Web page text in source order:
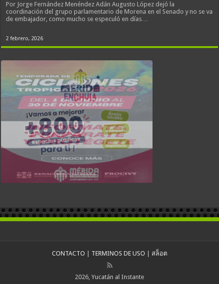
Por Jorge Fernández Menéndez Adán Augusto López dejó la
coordinación del grupo parlamentario de Morena en el Senado y no se va
de embajador, como mucho se especuló en días…
2 febrero, 2026
CONTACTO TERMINOS DE USO สล็อต
2026, Yucatán al Instante